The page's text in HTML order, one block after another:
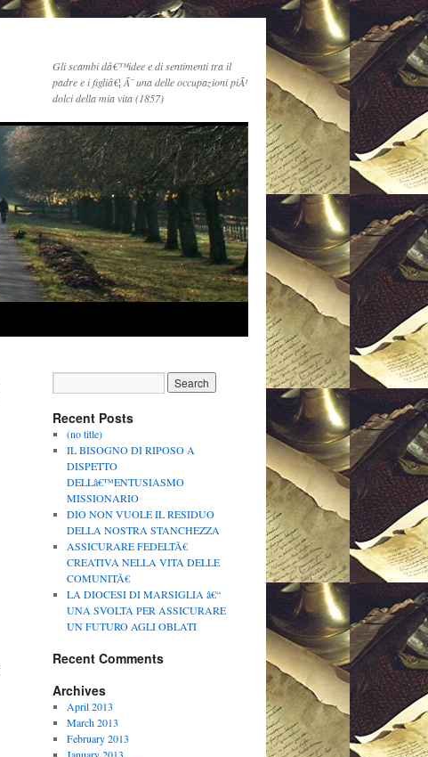
Gli scambi dâ€™idee e di sentimenti tra il
padre e i figliâ€¦ Ã¨ una delle occupazioni piÃ¹
dolci della mia vita (1857)
Recent Posts
(no title)
IL BISOGNO DI RIPOSO A
DISPETTO
DELLâ€™ENTUSIASMO
MISSIONARIO
DIO NON VUOLE IL RESIDUO
DELLA NOSTRA STANCHEZZA
ASSICURARE FEDELTÃ€
CREATIVA NELLA VITA DELLE
COMUNITÃ€
LA DIOCESI DI MARSIGLIA â€“
UNA SVOLTA PER ASSICURARE
UN FUTURO AGLI OBLATI
Recent Comments
Archives
April 2013
March 2013
February 2013